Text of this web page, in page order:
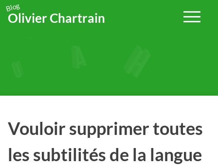
> Découvrez comment utiliser votre CPF pour financer votre
formation en français
Blog
Olivier Chartrain
Vouloir supprimer toutes
les subtilités de la langue